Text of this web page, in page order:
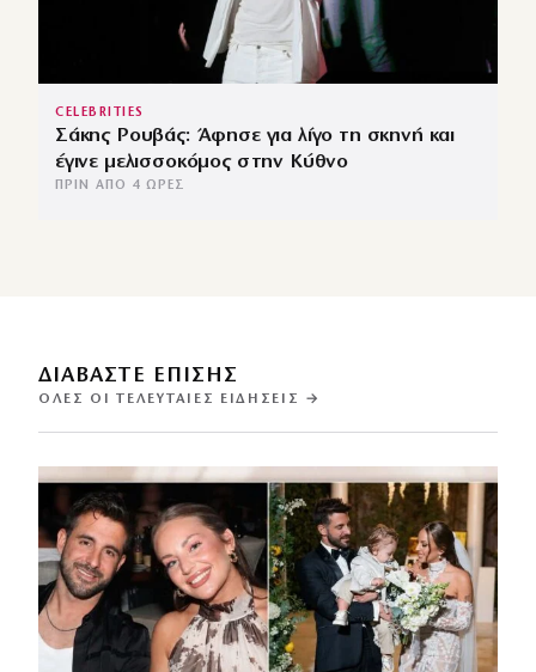
CELEBRITIES
Σάκης Ρουβάς: Άφησε για λίγο τη σκηνή και
έγινε μελισσοκόμος στην Κύθνο
ΠΡΙΝ ΑΠΌ 4 ΏΡΕΣ
ΔΙΑΒΑΣΤΕ ΕΠΙΣΗΣ
ΌΛΕΣ ΟΙ ΤΕΛΕΥΤΑΊΕΣ ΕΙΔΉΣΕΙΣ →